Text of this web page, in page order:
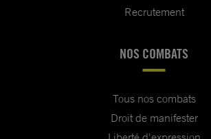
Recrutement
NOS COMBATS
Tous nos combats
Droit de manifester